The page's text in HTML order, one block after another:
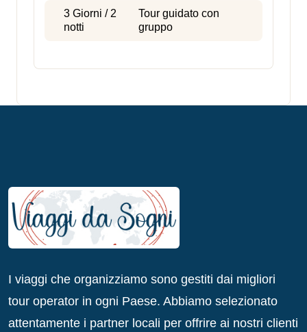
3 Giorni / 2
notti
Tour guidato con
gruppo
I viaggi che organizziamo sono gestiti dai migliori
tour operator in ogni Paese. Abbiamo selezionato
attentamente i partner locali per offrire ai nostri clienti